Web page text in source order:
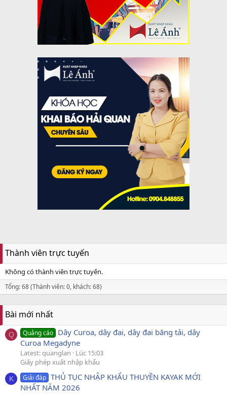
Thành viên trực tuyến
Không có thành viên trực tuyến.
Tổng: 68 (Thành viên: 0, khách: 68)
Bài mới nhất
Q Quảng cáo Dây Curoa, dây đai, dây đai băng tải, dây
Curoa Megadyne
Latest: quanglan
Lúc 15:03
Giấy phép xuất nhập khẩu
K Giải đáp THỦ TỤC NHẬP KHẨU THUYỀN KAYAK MỚI
NHẤT NĂM 2026